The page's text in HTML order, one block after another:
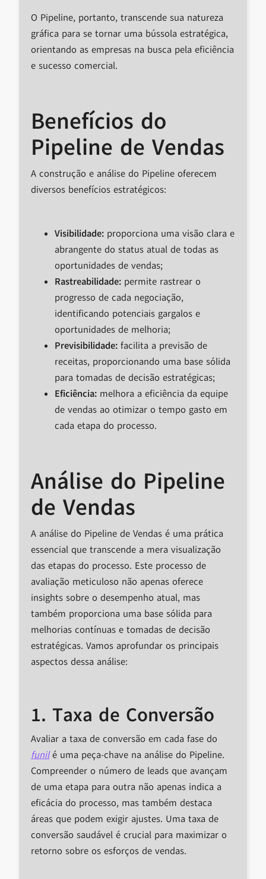
O Pipeline, portanto, transcende sua natureza
gráfica para se tornar uma bússola estratégica,
orientando as empresas na busca pela eficiência
e sucesso comercial.
Benefícios do
Pipeline de Vendas
A construção e análise do Pipeline oferecem
diversos benefícios estratégicos:
Visibilidade: proporciona uma visão clara e
abrangente do status atual de todas as
oportunidades de vendas;
Rastreabilidade: permite rastrear o
progresso de cada negociação,
identificando potenciais gargalos e
oportunidades de melhoria;
Previsibilidade: facilita a previsão de
receitas, proporcionando uma base sólida
para tomadas de decisão estratégicas;
Eficiência: melhora a eficiência da equipe
de vendas ao otimizar o tempo gasto em
cada etapa do processo.
Análise do Pipeline
de Vendas
A análise do Pipeline de Vendas é uma prática
essencial que transcende a mera visualização
das etapas do processo. Este processo de
avaliação meticuloso não apenas oferece
insights sobre o desempenho atual, mas
também proporciona uma base sólida para
melhorias contínuas e tomadas de decisão
estratégicas. Vamos aprofundar os principais
aspectos dessa análise:
1. Taxa de Conversão
Avaliar a taxa de conversão em cada fase do
funilé uma peça-chave na análise do Pipeline.
Compreender o número de leads que avançam
de uma etapa para outra não apenas indica a
eficácia do processo, mas também destaca
áreas que podem exigir ajustes. Uma taxa de
conversão saudável é crucial para maximizar o
retorno sobre os esforços de vendas.